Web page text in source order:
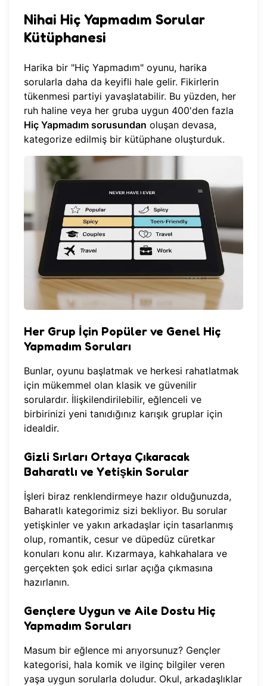
Nihai Hiç Yapmadım Sorular
Kütüphanesi
Harika bir "Hiç Yapmadım" oyunu, harika
sorularla daha da keyifli hale gelir. Fikirlerin
tükenmesi partiyi yavaşlatabilir. Bu yüzden, her
ruh haline veya her gruba uygun 400'den fazla
Hiç Yapmadım sorusundan oluşan devasa,
kategorize edilmiş bir kütüphane oluşturduk.
Her Grup İçin Popüler ve Genel Hiç
Yapmadım Soruları
Bunlar, oyunu başlatmak ve herkesi rahatlatmak
için mükemmel olan klasik ve güvenilir
sorulardır. İlişkilendirilebilir, eğlenceli ve
birbirinizi yeni tanıdığınız karışık gruplar için
idealdir.
Gizli Sırları Ortaya Çıkaracak
Baharatlı ve Yetişkin Sorular
İşleri biraz renklendirmeye hazır olduğunuzda,
Baharatlı kategorimiz sizi bekliyor. Bu sorular
yetişkinler ve yakın arkadaşlar için tasarlanmış
olup, romantik, cesur ve düpedüz cüretkar
konuları konu alır. Kızarmaya, kahkahalara ve
gerçekten şok edici sırlar açığa çıkmasına
hazırlanın.
Gençlere Uygun ve Aile Dostu Hiç
Yapmadım Soruları
Masum bir eğlence mi arıyorsunuz? Gençler
kategorisi, hala komik ve ilginç bilgiler veren
yaşa uygun sorularla doludur. Okul, arkadaşlıklar